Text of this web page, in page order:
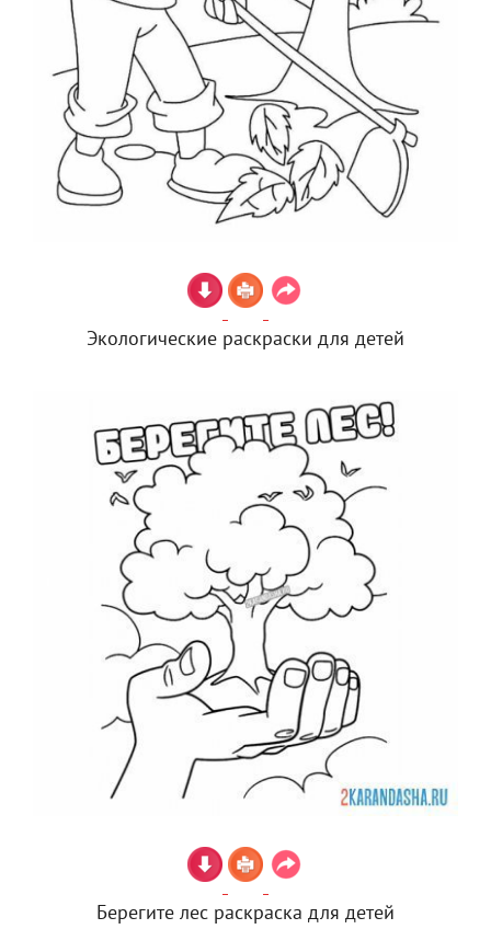
Экологические раскраски для детей
Берегите лес раскраска для детей